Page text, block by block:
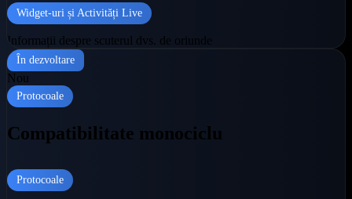
Widget-uri și Activități Live
Informații despre scuterul dvs. de oriunde
În dezvoltare
Nou
Protocoale
Compatibilitate monociclu
Protocoale